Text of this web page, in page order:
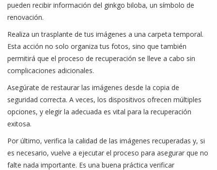
pueden recibir información del ginkgo biloba, un símbolo de
renovación.
Realiza un trasplante de tus imágenes a una carpeta temporal.
Esta acción no solo organiza tus fotos, sino que también
permitirá que el proceso de recuperación se lleve a cabo sin
complicaciones adicionales.
Asegúrate de restaurar las imágenes desde la copia de
seguridad correcta. A veces, los dispositivos ofrecen múltiples
opciones, y elegir la adecuada es vital para la recuperación
exitosa.
Por último, verifica la calidad de las imágenes recuperadas y, si
es necesario, vuelve a ejecutar el proceso para asegurar que no
falte nada importante. Es una buena práctica verificar